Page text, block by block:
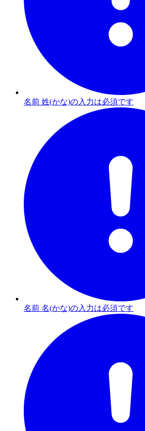
名前 姓(かな)の入力は必須です
名前 名(かな)の入力は必須です